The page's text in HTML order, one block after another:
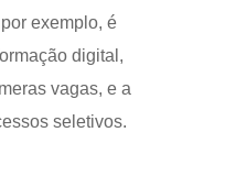
exemplo, é
digital,
vagas, e a
seletivos.